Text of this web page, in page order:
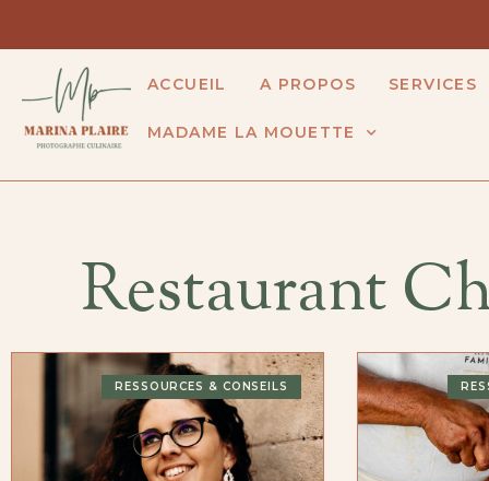
ACCUEIL A PROPOS SERVICES
MADAME LA MOUETTE
Restaurant
RESSOURCES & CONSEILS